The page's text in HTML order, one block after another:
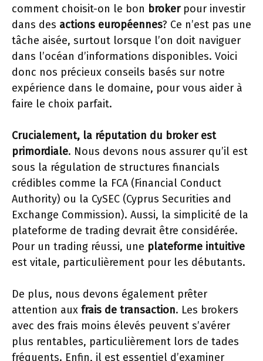
comment choisit-on le bon brokerpour investir
dans des actions européennes? Ce n’est pas une
tâche aisée, surtout lorsque l’on doit naviguer
dans l’océan d’informations disponibles. Voici
donc nos précieux conseils basés sur notre
expérience dans le domaine, pour vous aider à
faire le choix parfait.
Crucialement, la réputation du broker est
primordiale. Nous devons nous assurer qu’il est
sous la régulation de structures financials
crédibles comme la FCA (Financial Conduct
Authority) ou la CySEC (Cyprus Securities and
Exchange Commission). Aussi, la simplicité de la
plateforme de trading devrait être considérée.
Pour un trading réussi, une plateforme intuitive
est vitale, particulièrement pour les débutants.
De plus, nous devons également prêter
attention aux frais de transaction. Les brokers
avec des frais moins élevés peuvent s’avérer
plus rentables, particulièrement lors de tades
fréquents. Enfin, il est essentiel d’examiner